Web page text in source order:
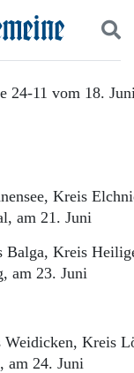
24-11 vom 18.
Kreis
am 21. Juni
Balga, Kreis
am 23. Juni
Kreis
am 24. Juni